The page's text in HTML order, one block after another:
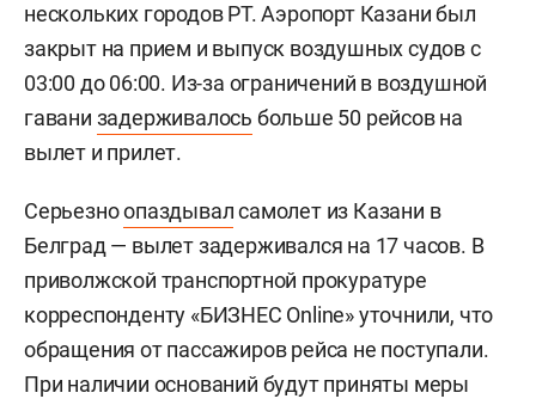
нескольких городов РТ. Аэропорт Казани был
закрыт на прием и выпуск воздушных судов с
03:00 до 06:00. Из-за ограничений в воздушной
гавани задерживалось больше 50 рейсов на
вылет и прилет.
Серьезноопаздывалсамолет из Казани в
Белград — вылет задерживался на 17 часов. В
приволжской транспортной прокуратуре
корреспонденту «БИЗНЕС Online» уточнили, что
обращения от пассажиров рейса не поступали.
При наличии оснований будут приняты меры